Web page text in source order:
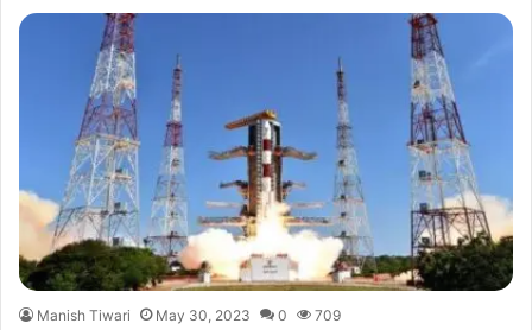
Manish Tiwari May 30, 2023 0 709